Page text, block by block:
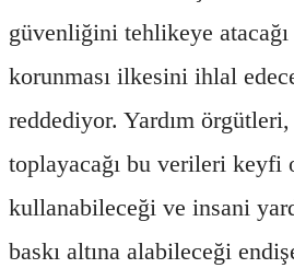
güvenliğini tehlikeye
korunması ilkesini ihlal
reddediyor. Yardım
toplayacağı bu verileri keyfi
kullanabileceği ve insani
baskı altına alabileceği